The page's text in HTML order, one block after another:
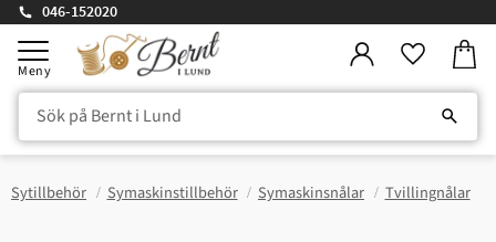
Meny
046-152020
Sytillbehör Symaskinstillbehör Symaskinsnålar Tvillingnålar